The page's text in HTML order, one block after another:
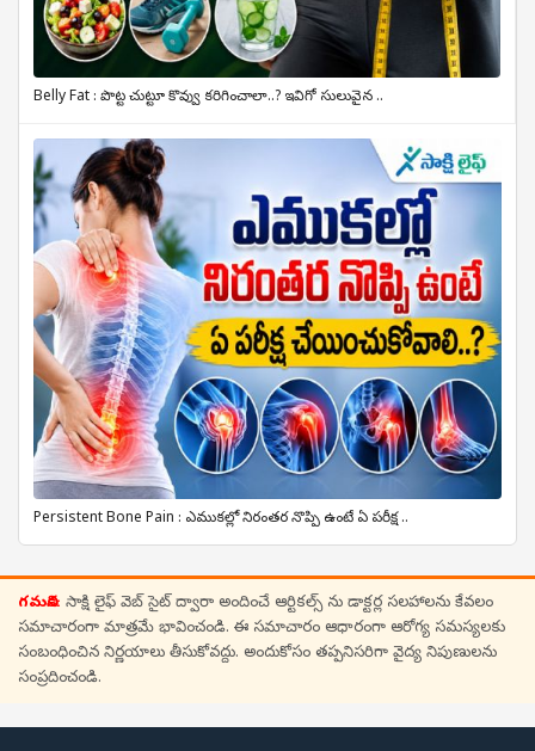
Belly Fat : పొట్ట చుట్టూ కొవ్వు కరిగించాలా..? ఇవిగో సులువైన ..
Persistent Bone Pain : ఎముకల్లో నిరంతర నొప్పి ఉంటే ఏ పరీక్ష ..
గమనిక: సాక్షి లైఫ్ వెబ్ సైట్ ద్వారా అందించే ఆర్టికల్స్ ను డాక్టర్ల సలహాలను కేవలం
సమాచారంగా మాత్రమే భావించండి. ఈ సమాచారం ఆధారంగా ఆరోగ్య సమస్యలకు
సంబంధించిన నిర్ణయాలు తీసుకోవద్దు. అందుకోసం తప్పనిసరిగా వైద్య నిపుణులను
సంప్రదించండి.